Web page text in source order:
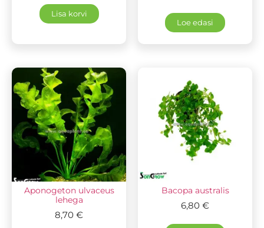
Lisa korvi
Loe edasi
Aponogeton ulvaceus
lehega
8,70 €
Bacopa australis
6,80 €